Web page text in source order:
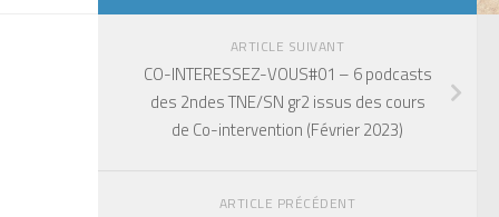
ARTICLE SUIVANT
CO-INTERESSEZ-VOUS#01 – 6 podcasts
des 2ndes TNE/SN gr2 issus des cours
de Co-intervention (Février 2023)
ARTICLE PRÉCÉDENT